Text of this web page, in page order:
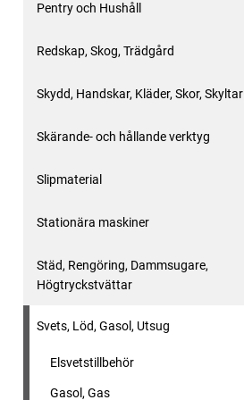
Pentry och Hushåll
Redskap, Skog, Trädgård
Skydd, Handskar, Kläder, Skor, Skyltar
Skärande- och hållande verktyg
Slipmaterial
Stationära maskiner
Städ, Rengöring, Dammsugare,
Högtryckstvättar
Svets, Löd, Gasol, Utsug
Elsvetstillbehör
Gasol, Gas